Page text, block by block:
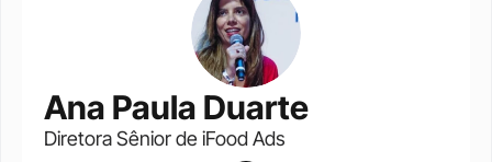
Ana Paula Duarte
Diretora Sênior de iFood Ads